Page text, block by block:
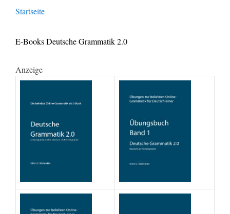
Startseite
E-Books Deutsche Grammatik 2.0
Anzeige